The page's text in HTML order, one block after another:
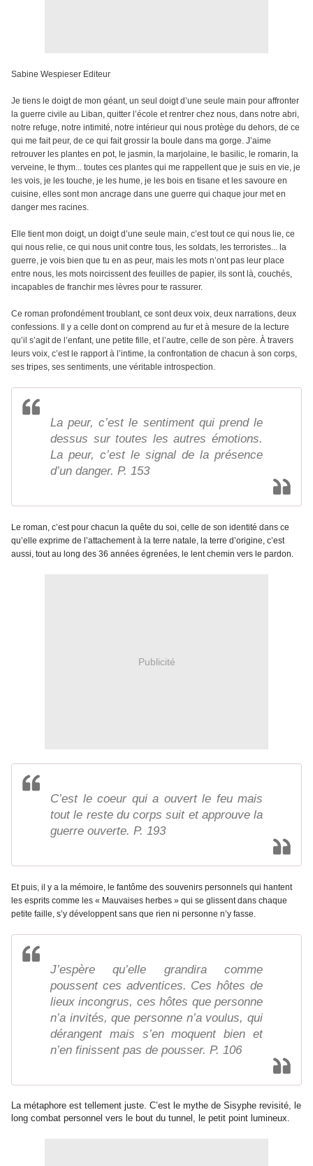
Sabine Wespieser Editeur
Je tiens le doigt de mon géant, un seul doigt d’une seule main pour affronter
la guerre civile au Liban, quitter l’école et rentrer chez nous, dans notre abri,
notre refuge, notre intimité, notre intérieur qui nous protège du dehors, de ce
qui me fait peur, de ce qui fait grossir la boule dans ma gorge. J’aime
retrouver les plantes en pot, le jasmin, la marjolaine, le basilic, le romarin, la
verveine, le thym... toutes ces plantes qui me rappellent que je suis en vie, je
les vois, je les touche, je les hume, je les bois en tisane et les savoure en
cuisine, elles sont mon ancrage dans une guerre qui chaque jour met en
danger mes racines.
Elle tient mon doigt, un doigt d’une seule main, c’est tout ce qui nous lie, ce
qui nous relie, ce qui nous unit contre tous, les soldats, les terroristes... la
guerre, je vois bien que tu en as peur, mais les mots n’ont pas leur place
entre nous, les mots noircissent des feuilles de papier, ils sont là, couchés,
incapables de franchir mes lèvres pour te rassurer.
Ce roman profondément troublant, ce sont deux voix, deux narrations, deux
confessions. Il y a celle dont on comprend au fur et à mesure de la lecture
qu’il s’agit de l’enfant, une petite fille, et l’autre, celle de son père. À travers
leurs voix, c’est le rapport à l’intime, la confrontation de chacun à son corps,
ses tripes, ses sentiments, une véritable introspection.
La peur, c’est le sentiment qui prend le
dessus sur toutes les autres émotions.
La peur, c’est le signal de la présence
d’un danger. P. 153
Le roman, c’est pour chacun la quête du soi, celle de son identité dans ce
qu’elle exprime de l’attachement à la terre natale, la terre d’origine, c’est
aussi, tout au long des 36 années égrenées, le lent chemin vers le pardon.
Publicité
C’est le coeur qui a ouvert le feu mais
tout le reste du corps suit et approuve la
guerre ouverte. P. 193
Et puis, il y a la mémoire, le fantôme des souvenirs personnels qui hantent
les esprits comme les « Mauvaises herbes » qui se glissent dans chaque
petite faille, s’y développent sans que rien ni personne n’y fasse.
J’espère qu’elle grandira comme
poussent ces adventices. Ces hôtes de
lieux incongrus, ces hôtes que personne
n’a invités, que personne n’a voulus, qui
dérangent mais s’en moquent bien et
n’en finissent pas de pousser. P. 106
La métaphore est tellement juste. C’est le mythe de Sisyphe revisité, le
long combat personnel vers le bout du tunnel, le petit point lumineux.